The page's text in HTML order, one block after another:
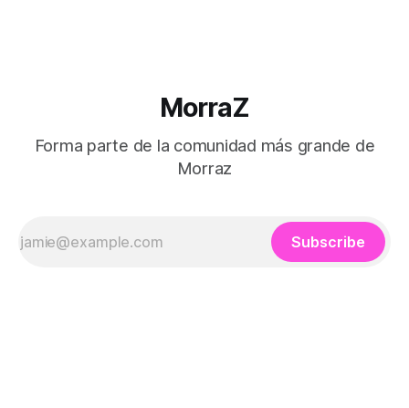
MorraZ
Forma parte de la comunidad más grande de
Morraz
Subscribe